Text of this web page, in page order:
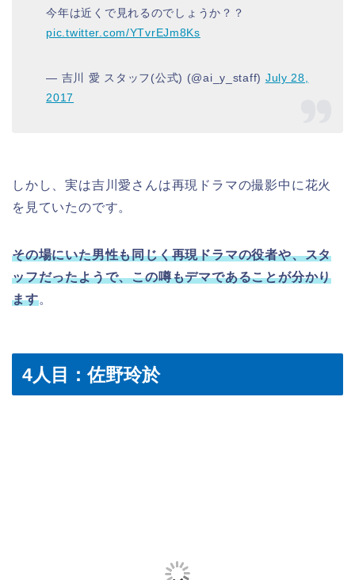
今年は近くで見れるのでしょうか？？
pic.twitter.com/YTvrEJm8Ks
— 吉川 愛 スタッフ(公式) (@ai_y_staff) July 28,
2017
しかし、実は吉川愛さんは再現ドラマの撮影中に花火
を見ていたのです。
その場にいた男性も同じく再現ドラマの役者や、スタ
ッフだったようで、この噂もデマであることが分かり
ます。
4人目：佐野玲於